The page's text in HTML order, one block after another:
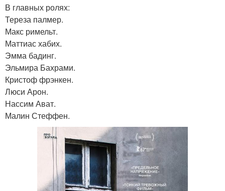
В главных ролях:
Тереза палмер.
Макс римельт.
Маттиас хабих.
Эмма бадинг.
Эльмира Бахрами.
Кристоф фрэнкен.
Люси Арон.
Нассим Ават.
Малин Стеффен.